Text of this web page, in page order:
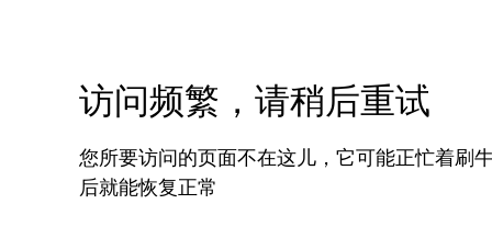
访问频繁，请稍后重试
您所要访问的页面不在这儿，它可能正忙着刷
后就能恢复正常